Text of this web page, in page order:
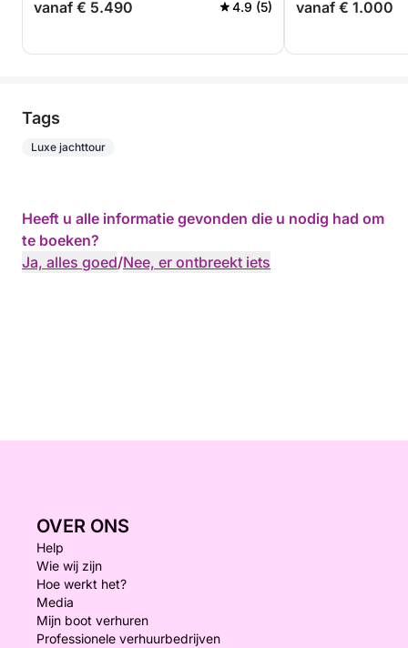
vanaf € 5.490 4.9 (5) vanaf € 1.000
Tags
Luxe jachttour
Heeft u alle informatie gevonden die u nodig had om
te boeken?
Ja, alles goed/Nee, er ontbreekt iets
OVER ONS
Help
Wie wij zijn
Hoe werkt het?
Media
Mijn boot verhuren
Professionele verhuurbedrijven